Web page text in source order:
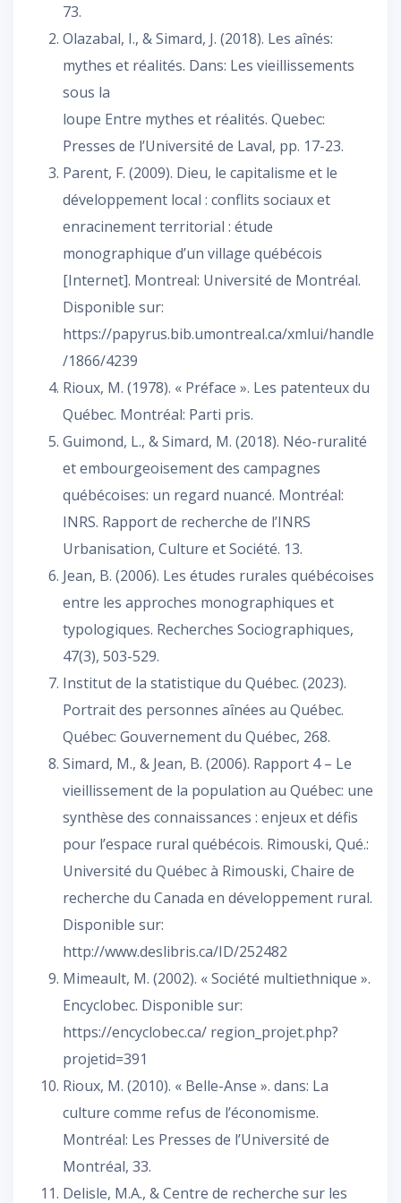
73.
Olazabal, I., & Simard, J. (2018). Les aînés:
mythes et réalités. Dans: Les vieillissements
sous la
loupe Entre mythes et réalités. Quebec:
Presses de l’Université de Laval, pp. 17-23.
Parent, F. (2009). Dieu, le capitalisme et le
développement local : conflits sociaux et
enracinement territorial : étude
monographique d’un village québécois
[Internet]. Montreal: Université de Montréal.
Disponible sur:
https://papyrus.bib.umontreal.ca/xmlui/handle
/1866/4239
Rioux, M. (1978). « Préface ». Les patenteux du
Québec. Montréal: Parti pris.
Guimond, L., & Simard, M. (2018). Néo-ruralité
et embourgeoisement des campagnes
québécoises: un regard nuancé. Montréal:
INRS. Rapport de recherche de l’INRS
Urbanisation, Culture et Société. 13.
Jean, B. (2006). Les études rurales québécoises
entre les approches monographiques et
typologiques. Recherches Sociographiques,
47(3), 503-529.
Institut de la statistique du Québec. (2023).
Portrait des personnes aînées au Québec.
Québec: Gouvernement du Québec, 268.
Simard, M., & Jean, B. (2006). Rapport 4 – Le
vieillissement de la population au Québec: une
synthèse des connaissances : enjeux et défis
pour l’espace rural québécois. Rimouski, Qué.:
Université du Québec à Rimouski, Chaire de
recherche du Canada en développement rural.
Disponible sur:
http://www.deslibris.ca/ID/252482
Mimeault, M. (2002). « Société multiethnique ».
Encyclobec. Disponible sur:
https://encyclobec.ca/ region_projet.php?
projetid=391
Rioux, M. (2010). « Belle-Anse ». dans: La
culture comme refus de l’économisme.
Montréal: Les Presses de l’Université de
Montréal, 33.
Delisle, M.A., & Centre de recherche sur les